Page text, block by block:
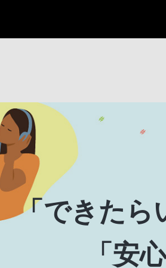
「できたら
「安